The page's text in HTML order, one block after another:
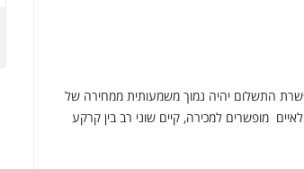
התשלום יהיה נמוך משמעותית ממחירה של
מופשרים למכירה, קיים שוני רב בין קרקע